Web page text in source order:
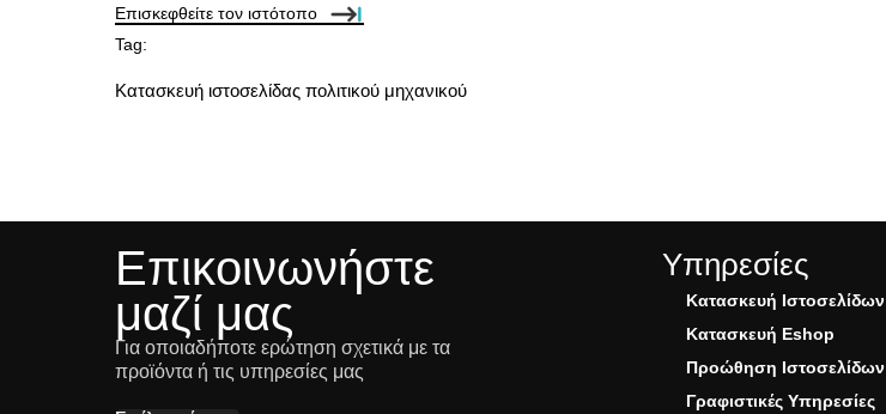
Επισκεφθείτε τον ιστότοπο
Tag:
Κατασκευή ιστοσελίδας πολιτικού μηχανικού
Επικοινωνήστε
μαζί μας
Για οποιαδήποτε ερώτηση σχετικά με τα
προϊόντα ή τις υπηρεσίες μας
Υπηρεσίες
Κατασκευή Ιστοσελίδων
Κατασκευή Eshop
Προώθηση Ιστοσελίδων
Γραφιστικές Υπηρεσίες